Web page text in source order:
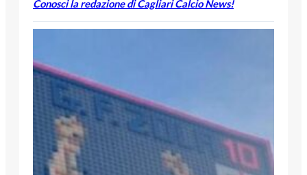
Conosci la redazione di Cagliari Calcio News!